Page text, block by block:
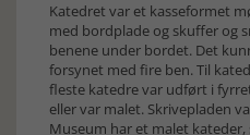
Katedret var et kasseformet
med bordplade og skuffer og
benene under bordet. Det
forsynet med fire ben. Til
fleste katedre var udført i
eller var malet. Skrivepladen
Museum har et malet kateder,